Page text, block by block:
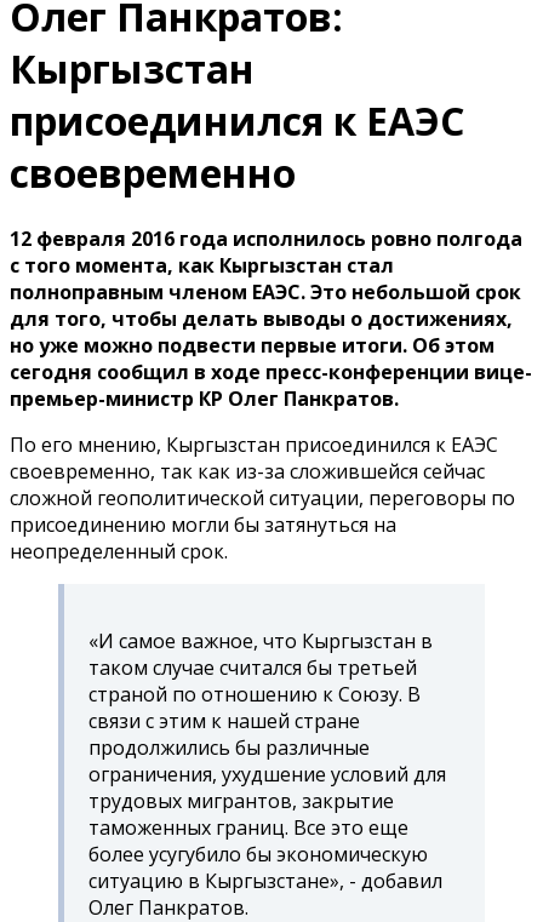
Олег Панкратов:
Кыргызстан
присоединился к ЕАЭС
своевременно
12 февраля 2016 года исполнилось ровно полгода
с того момента, как Кыргызстан стал
полноправным членом ЕАЭС. Это небольшой срок
для того, чтобы делать выводы о достижениях,
но уже можно подвести первые итоги. Об этом
сегодня сообщил в ходе пресс-конференции вице-
премьер-министр КР Олег Панкратов.
По его мнению, Кыргызстан присоединился к ЕАЭС
своевременно, так как из-за сложившейся сейчас
сложной геополитической ситуации, переговоры по
присоединению могли бы затянуться на
неопределенный срок.
«И самое важное, что Кыргызстан в
таком случае считался бы третьей
страной по отношению к Союзу. В
связи с этим к нашей стране
продолжились бы различные
ограничения, ухудшение условий для
трудовых мигрантов, закрытие
таможенных границ. Все это еще
более усугубило бы экономическую
ситуацию в Кыргызстане», - добавил
Олег Панкратов.